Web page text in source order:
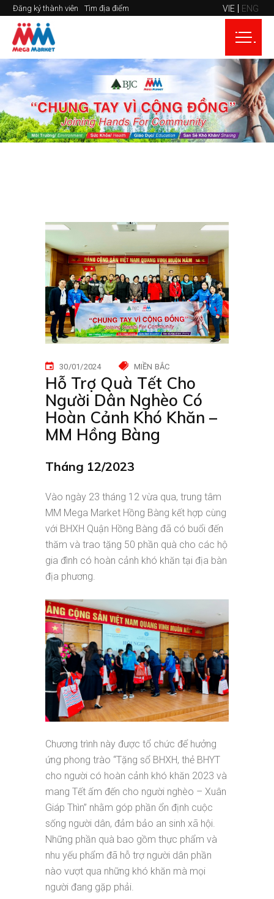
Đăng ký thành viên Tìm địa điểm VIE ENG
30/01/2024 MIỀN BẮC
Hỗ Trợ Quà Tết Cho
Người Dân Nghèo Có
Hoàn Cảnh Khó Khăn –
MM Hồng Bàng
Tháng 12/2023
Vào ngày 23 tháng 12 vừa qua, trung tâm
MM Mega Market Hồng Bàng kết hợp cùng
với BHXH Quận Hồng Bàng đã có buổi đến
thăm và trao tặng 50 phần quà cho các hộ
gia đình có hoàn cảnh khó khăn tại địa bàn
địa phương.
Chương trình này được tổ chức để hưởng
ứng phong trào “Tặng sổ BHXH, thẻ BHYT
cho người có hoàn cảnh khó khăn 2023 và
mang Tết ấm đến cho người nghèo – Xuân
Giáp Thìn” nhằm góp phần ổn định cuộc
sống người dân, đảm bảo an sinh xã hội.
Những phần quà bao gồm thực phẩm và
nhu yếu phẩm đã hỗ trợ người dân phần
nào vượt qua những khó khăn mà mọi
người đang gặp phải.